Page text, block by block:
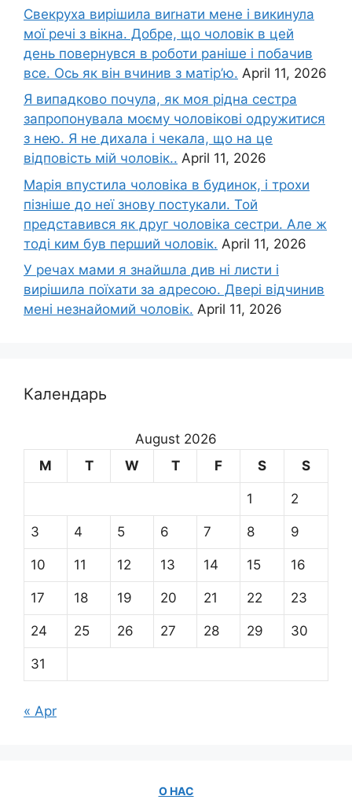
Свекруха вирішила виrнати мене і викинула
мої речі з вікна. Добре, що чоловік в цей
день повернувся в роботи раніше і побачив
все. Ось як він вчинив з матір’ю. April 11, 2026
Я випадково почула, як моя рідна сестра
запропонувала моєму чоловікові одружитися
з нею. Я не дихала і чекала, що на це
відповість мій чоловік.. April 11, 2026
Марія впустила чоловіка в будинок, і трохи
пізніше до неї знову постукали. Той
представився як друг чоловіка сестри. Але ж
тоді ким був перший чоловік. April 11, 2026
У речах мами я знайшла див ні листи і
вирішила поїхати за адресою. Двері відчинив
мені незнайомий чоловік. April 11, 2026
Календарь
August 2026
M
T W T F S S
1 2
3 4 5 6 7 8 9
10 11 12 13 14 15 16
17 18 19 20 21 22 23
24 25 26 27 28 29 30
31
« Apr
О НАС